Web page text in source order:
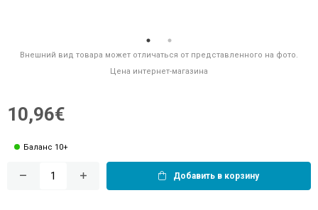
Внешний вид товара может отличаться от представленного на фото.
Цена интернет-магазина
10,96€
Баланс 10+
Добавить в корзину